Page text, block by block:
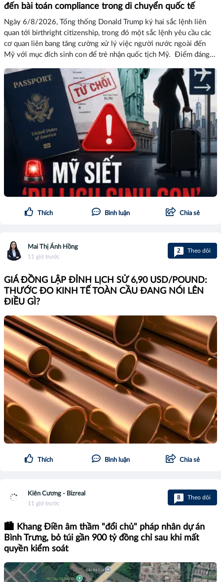
đến bài toán compliance trong di chuyển quốc tế
Ngày 6/8/2026, Tổng thống Donald Trump ký hai sắc lệnh liên
quan tới birthright citizenship, trong đó một sắc lệnh yêu cầu các
cơ quan liên bang tăng cường xử lý việc người nước ngoài đến
Mỹ với mục đích sinh con để trẻ nhận quốc tịch Mỹ. Điểm đáng...
Thích Bình luận Chia sẻ
Mai Thị Ánh Hồng
11 giờ trước
2 Theo dõi
GIÁ ĐỒNG LẬP ĐỈNH LỊCH SỬ 6,90 USD/POUND:
THƯỚC ĐO KINH TẾ TOÀN CẦU ĐANG NÓI LÊN
ĐIỀU GÌ?
Thích Bình luận Chia sẻ
Kiên Cương - Bizreal
11 giờ trước
8 Theo dõi
🏙️ Khang Điền âm thầm "đổi chủ" pháp nhân dự án
Bình Trưng, bỏ túi gần 900 tỷ đồng chỉ sau khi mất
quyền kiểm soát